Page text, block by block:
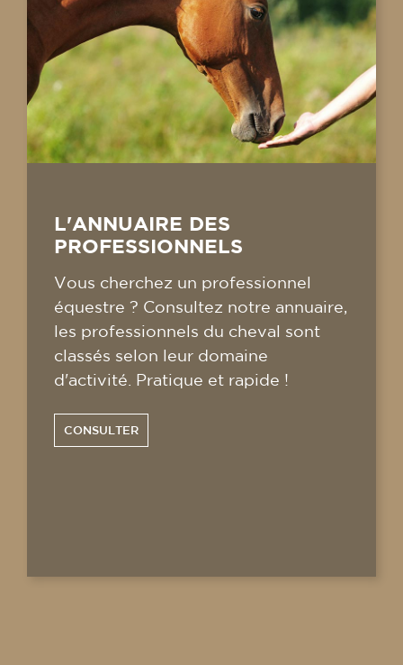
L'ANNUAIRE DES
PROFESSIONNELS
Vous cherchez un professionnel
équestre ? Consultez notre annuaire,
les professionnels du cheval sont
classés selon leur domaine
d'activité. Pratique et rapide !
CONSULTER